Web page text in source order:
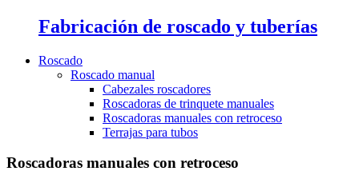
Fabricación de roscado y tuberías
Roscado
Roscado manual
Cabezales roscadores
Roscadoras de trinquete manuales
Roscadoras manuales con retroceso
Terrajas para tubos
Roscadoras manuales con retroceso